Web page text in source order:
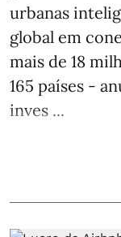
urbanas
global em
mais de 18
165 países -
inves ...